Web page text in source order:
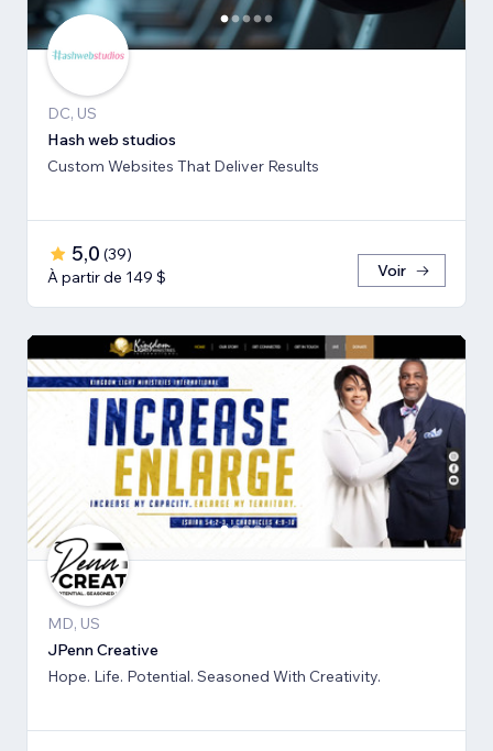
DC, US
Hash web studios
Custom Websites That Deliver Results
5,0 (39)
À partir de 149 $
Voir
MD, US
JPenn Creative
Hope. Life. Potential. Seasoned With Creativity.